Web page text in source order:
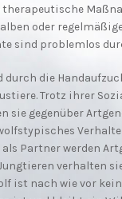
oder
sind problemlos
durch die
Trotz ihrer
sie gegenüber
Partner werden
verhalten
ist nach wie vor